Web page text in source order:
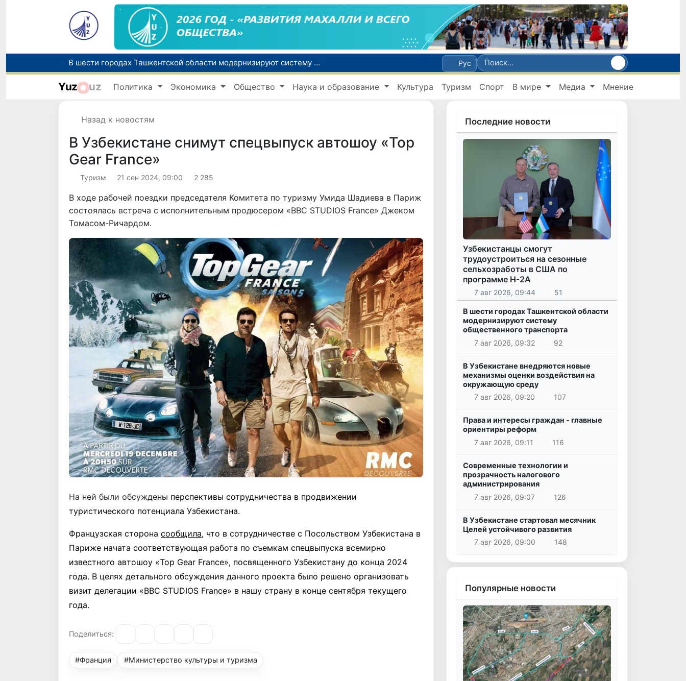
В шести городах Ташкентской области модернизируют систему общественного транспорта
В Узбекистане стартовал месячник Целей устойчивого развития
В июле представительство Агентства миграции в Москве оказало помощь более 1,8 тысячам граждан Узбекистана
Рус
Yuz uz Политика Экономика Общество Наука и образование Культура Туризм Спорт В мире Медиа Мнение
Назад к новостям
В Узбекистане снимут спецвыпуск автошоу «Top
Gear France»
Туризм 21 сен 2024, 09:00 2 285
В ходе рабочей поездки председателя Комитета по туризму Умида Шадиева в Париж
состоялась встреча с исполнительным продюсером «BBC STUDIOS France» Джеком
Томасом-Ричардом.
На ней были обсуждены перспективы сотрудничества в продвижении
туристического потенциала Узбекистана.
Французская сторона сообщила, что в сотрудничестве с Посольством Узбекистана в
Париже начата соответствующая работа по съемкам спецвыпуска всемирно
известного автошоу «Top Gear France», посвященного Узбекистану до конца 2024
года. В целях детального обсуждения данного проекта было решено организовать
визит делегации «BBC STUDIOS France» в нашу страну в конце сентября текущего
года.
Поделиться:
#Франция #Министерство культуры и туризма
Последние новости
Узбекистанцы смогут
трудоустроиться на сезонные
сельхозработы в США по
программе H-2A
7 авг 2026, 09:44 51
В шести городах Ташкентской области
модернизируют систему
общественного транспорта
7 авг 2026, 09:32
92
В Узбекистане внедряются новые
механизмы оценки воздействия на
окружающую среду
7 авг 2026, 09:20
107
Права и интересы граждан - главные
ориентиры реформ
7 авг 2026, 09:11
116
Современные технологии и
прозрачность налогового
администрирования
7 авг 2026, 09:07
126
В Узбекистане стартовал месячник
Целей устойчивого развития
7 авг 2026, 09:00
148
Популярные новости